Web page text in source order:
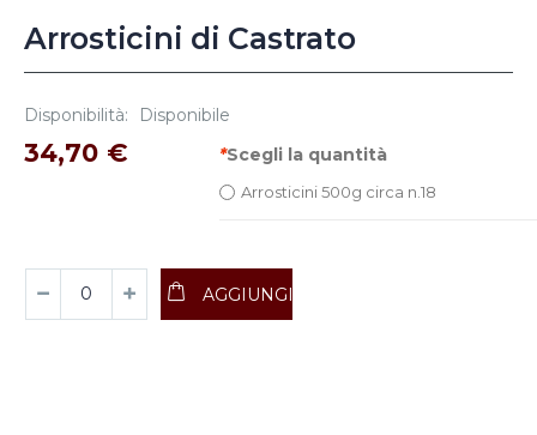
Arrosticini di Castrato
Disponibilità: Disponibile
34,70 € *Scegli la quantità
Arrosticini 500g circa n.18
AGGIUNGI